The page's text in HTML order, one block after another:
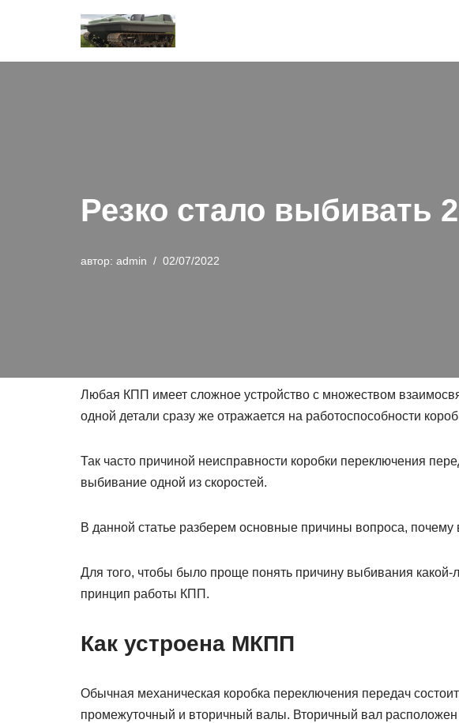
к
Резко стало выбивать
автор: admin 02/07/2022
Любая КПП имеет сложное устройство с множеством
одной детали сразу же отражается на работоспособности
Так часто причиной неисправности коробки переключения
выбивание одной из скоростей.
В данной статье разберем основные причины вопроса, почему
Для того, чтобы было проще понять причину выбивания какой-
принцип работы КПП.
Как устроена МКПП
Обычная механическая коробка переключения передач
промежуточный и вторичный валы. Вторичный вал